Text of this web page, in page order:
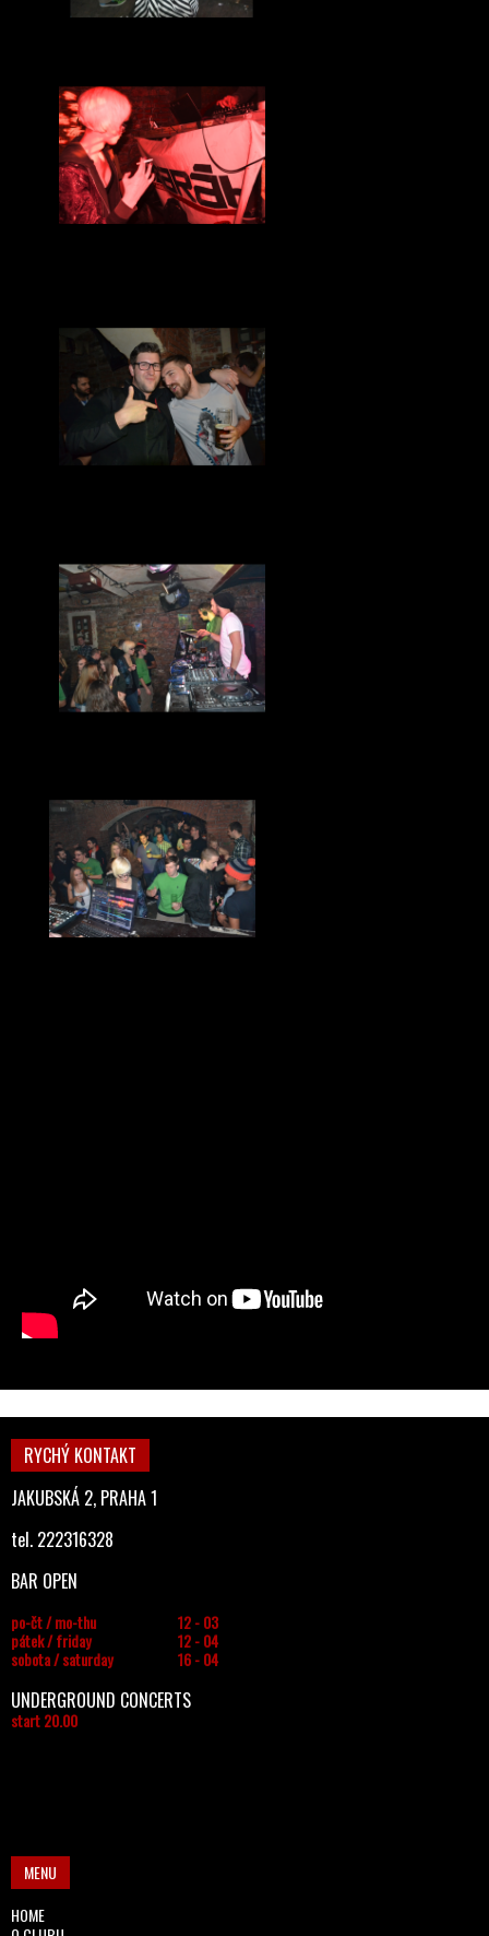
RYCHÝ KONTAKT
JAKUBSKÁ 2, PRAHA 1
tel. 222316328
BAR OPEN
po-čt / mo-thu
12 - 03
pátek / friday
12 - 04
sobota / saturday
16 - 04
UNDERGROUND CONCERTS
start 20.00
MENU
HOME